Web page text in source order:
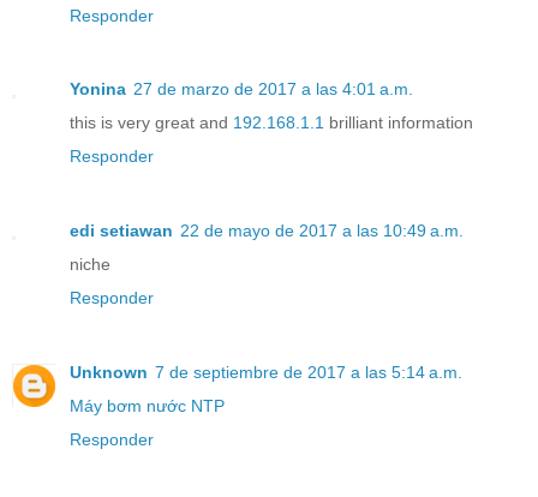
Responder
Yonina 27 de marzo de 2017 a las 4:01 a.m.
this is very great and 192.168.1.1 brilliant information
Responder
edi setiawan 22 de mayo de 2017 a las 10:49 a.m.
niche
Responder
Unknown 7 de septiembre de 2017 a las 5:14 a.m.
Máy bơm nước NTP
Responder